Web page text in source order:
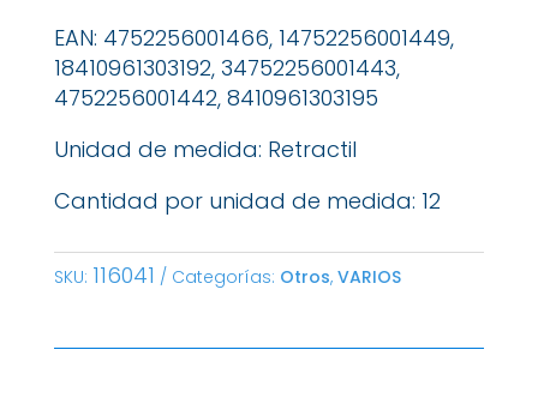
EAN: 4752256001466, 14752256001449,
18410961303192, 34752256001443,
4752256001442, 8410961303195
Unidad de medida: Retractil
Cantidad por unidad de medida: 12
SKU: 116041 Categorías: Otros, VARIOS